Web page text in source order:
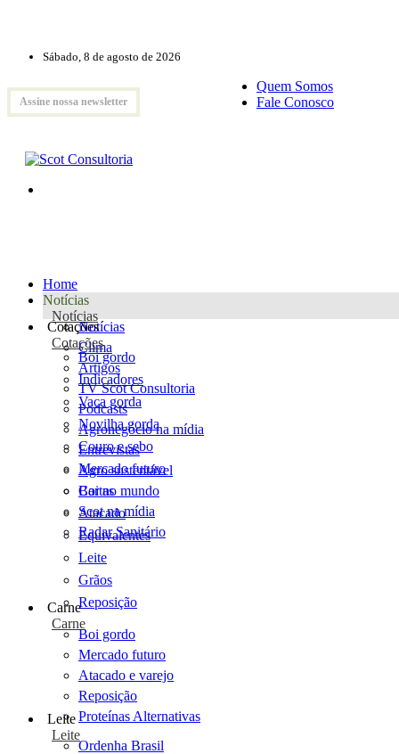
Sábado, 8 de agosto de 2026
Assine nossa newsletter
Quem Somos
Fale Conosco
Home
Notícias
Notícias
Notícias
Clima
Artigos
TV Scot Consultoria
Podcasts
Agronegócio na mídia
Entrevistas
Agro sustentável
Cartas
Scot na mídia
Radar Sanitário
Cotações
Cotações
Boi gordo
Indicadores
Vaca gorda
Novilha gorda
Couro e sebo
Mercado futuro
Boi no mundo
Atacado
Equivalentes
Leite
Grãos
Reposição
Carne
Carne
Boi gordo
Mercado futuro
Atacado e varejo
Reposição
Proteínas Alternativas
Leite
Leite
Ordenha Brasil